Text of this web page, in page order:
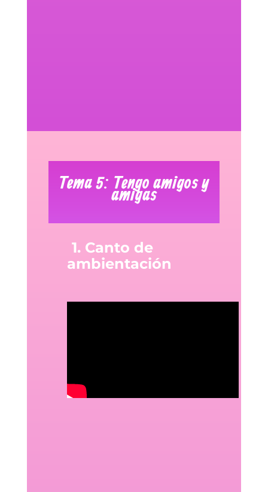
Tema 5: Tengo amigos y
amigas
1. Canto de
ambientación